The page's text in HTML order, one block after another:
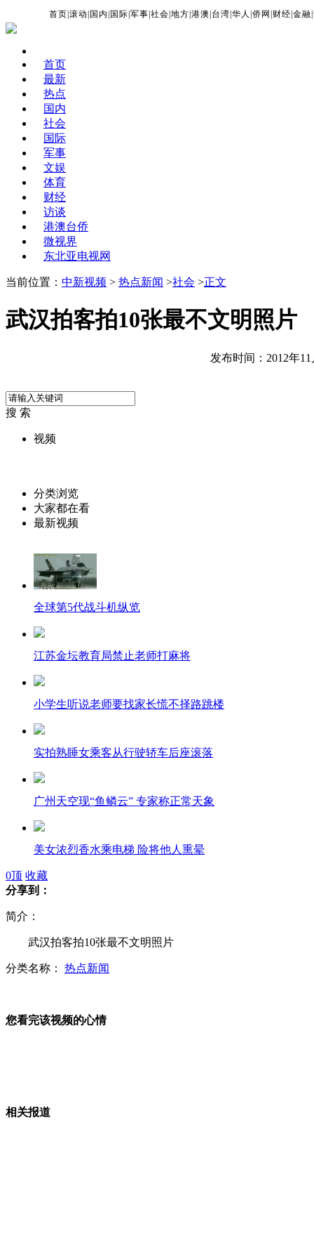
首页 |滚动 国内 国际 |军事 |社会 |地方 |港澳 台湾 |华人 |侨网 财经 |金融 |
首页
最新
热点
国内
社会
国际
军事
文娱
体育
财经
访谈
港澳台侨
微视界
东北亚电视网
当前位置： 中新视频 > 热点新闻 >社会 >正文
武汉拍客拍10张最不文明照片
发布时间：2012年11
搜 索
视频
分类浏览
大家都在看
最新视频
全球第5代战斗机纵览
江苏金坛教育局禁止老师打麻将
小学生听说老师要找家长慌不择路跳楼
实拍熟睡女乘客从行驶轿车后座滚落
广州天空现“鱼鳞云” 专家称正常天象
美女浓烈香水乘电梯 险将他人熏晕
梅葆玖"接班"不易:努力培养"下一代"
武汉拍客拍10张最不文明照片
疑似80后辣妈酒驾车祸相关视频曝光
0顶 收藏
分享到：
简介：
武汉拍客拍10张最不文明照片
分类名称： 热点新闻
您看完该视频的心情
相关报道